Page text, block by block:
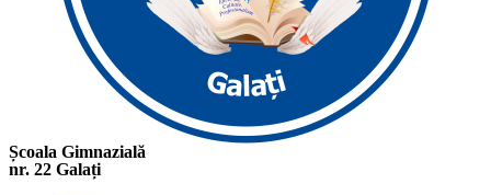
Școala Gimnazială
nr. 22 Galați